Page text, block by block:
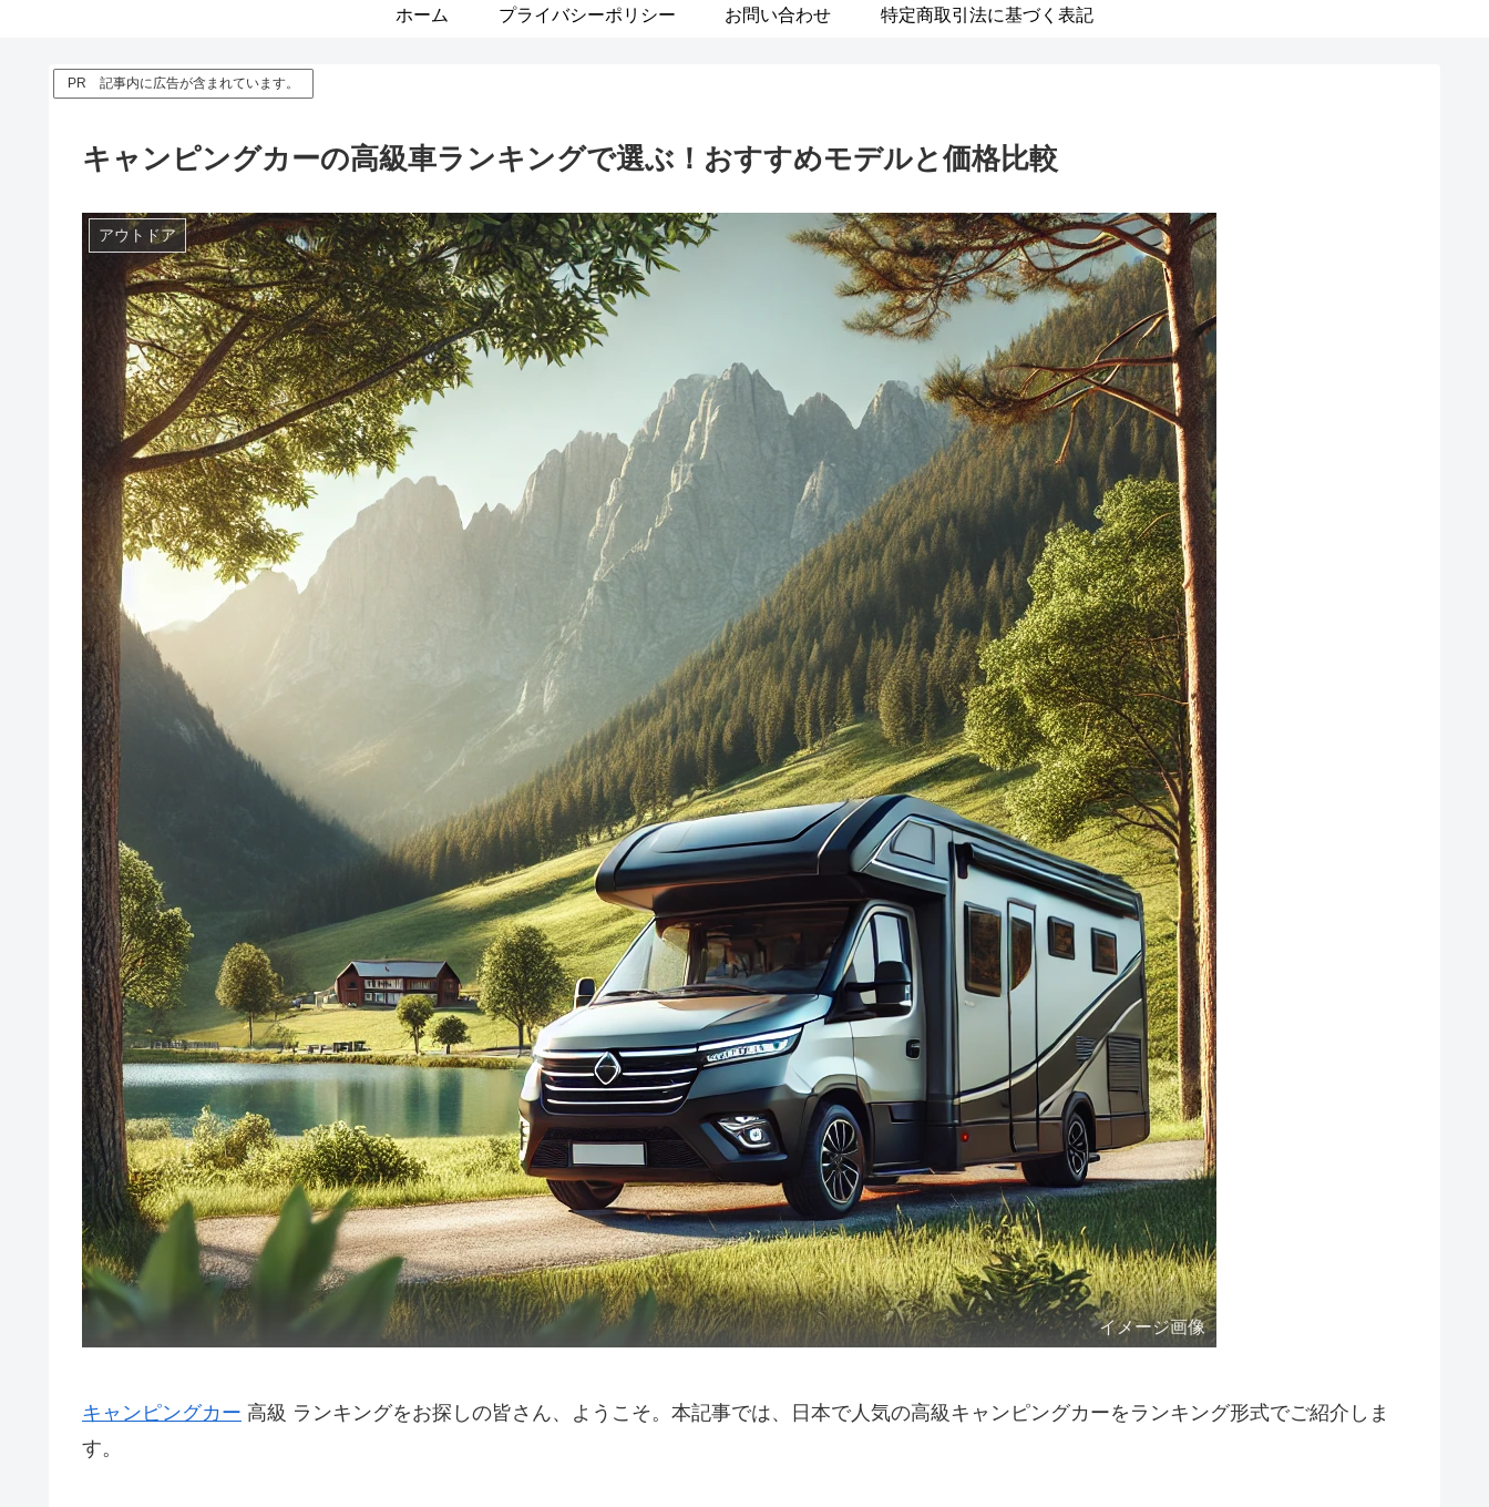
ホーム プライバシーポリシー お問い合わせ 特定商取引法に基づく表記
PR 記事内に広告が含まれています。
キャンピングカーの高級車ランキングで選ぶ！おすすめモデルと価格比較
アウトドア
イメージ画像
キャンピングカー 高級 ランキングをお探しの皆さん、ようこそ。本記事では、日本で人気の高級キャンピングカーをランキング形式でご紹介しま
す。